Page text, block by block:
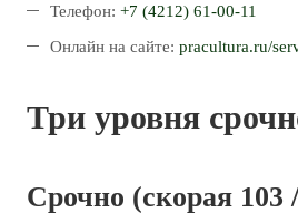
Телефон: +7 (4212) 61-00-11
Онлайн на сайте: pracultura.ru/
Три уровня
Срочно (скорая 103